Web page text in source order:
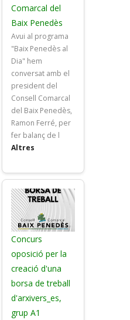
Comarcal del
Baix Penedès
Avui al programa
"Baix Penedès al
Dia" hem
conversat amb el
president del
Consell Comarcal
del Baix Penedès,
Ramon Ferré, per
fer balanç de l
Altres
Concurs
oposició per la
creació d'una
borsa de treball
d'arxivers_es,
grup A1